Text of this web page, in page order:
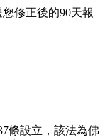
修正後的90天報
條設立，該法為佛